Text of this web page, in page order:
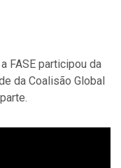
FASE participou da
da Coalisão Global